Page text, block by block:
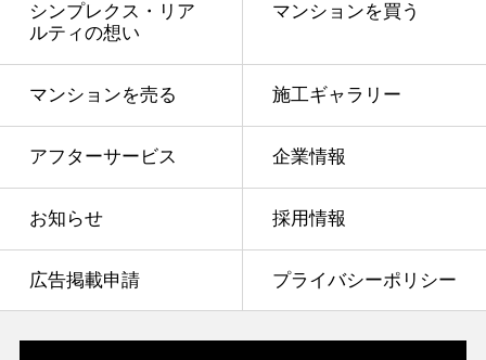
シンプレクス・リア
ルティの想い
マンションを買う
マンションを売る 施工ギャラリー
アフターサービス 企業情報
お知らせ 採用情報
広告掲載申請 プライバシーポリシー